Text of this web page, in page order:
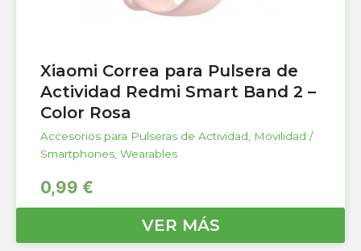
Xiaomi Correa para Pulsera de
Actividad Redmi Smart Band 2 –
Color Rosa
Accesorios para Pulseras de Actividad
Movilidad /
Smartphones Wearables
0,99 €
VER MÁS